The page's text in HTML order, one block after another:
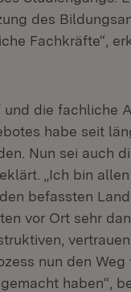
des
Fachkräfte“,
und die fachliche
habe seit
Nun sei auch
„Ich bin allen
befassten
vor Ort sehr
nun den Weg
haben“,